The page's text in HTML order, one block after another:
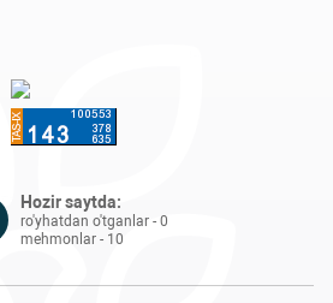
Hozir saytda:
ro'yhatdan o'tganlar - 0
mehmonlar - 10